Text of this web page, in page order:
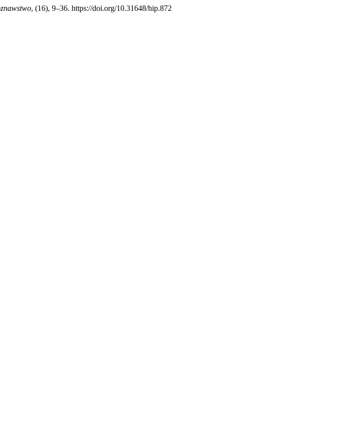
, (16), 9–36. https://doi.org/10.31648/hip.872